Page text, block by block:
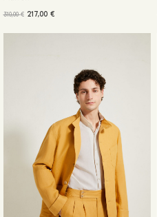
310,00€ 217,00€